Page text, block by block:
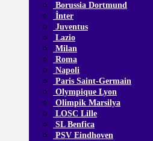
Borussia Dortmund
İnter
Juventus
Lazio
Milan
Roma
Napoli
Paris Saint-Germain
Olympique Lyon
Olimpik Marsilya
LOSC Lille
SL Benfica
PSV Eindhoven